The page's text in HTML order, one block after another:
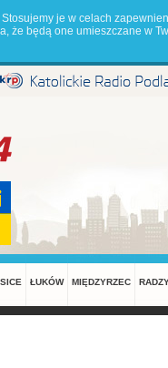
je w celach
że będą one umieszczane w
ŁUKÓW MIĘDZYRZEC